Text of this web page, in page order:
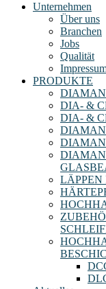
Unternehmen
Über uns
Branchen
Jobs
Qualität
PRODUKTE
DIA- &
DIA- &
LÄPPEN